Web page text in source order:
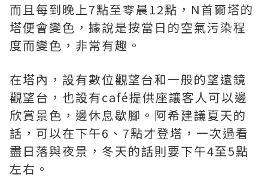
而且每到晚上7點至零晨12點，N首爾塔的
塔便會變色，據說是按當日的空氣污染程
度而變色，非常有趣。
在塔內，設有數位觀望台和一般的望遠鏡
觀望台，也設有café提供座讓客人可以邊
欣賞景色，邊休息歇腳。阿希建議夏天的
話，可以在下午6、7點才登塔，一次過看
盡日落與夜景，冬天的話則要下午4至5點
左右。